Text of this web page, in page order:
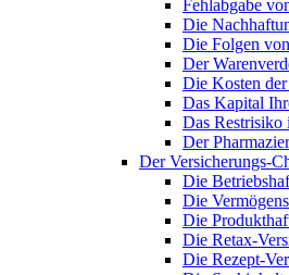
Fehlabgabe
Die
Die Folgen
Der
Die Kosten der
Das Kapital
Das Restrisiko
Der
Der Versicherungs-
Die
Die
Die
Die Retax-
Die Rezept-